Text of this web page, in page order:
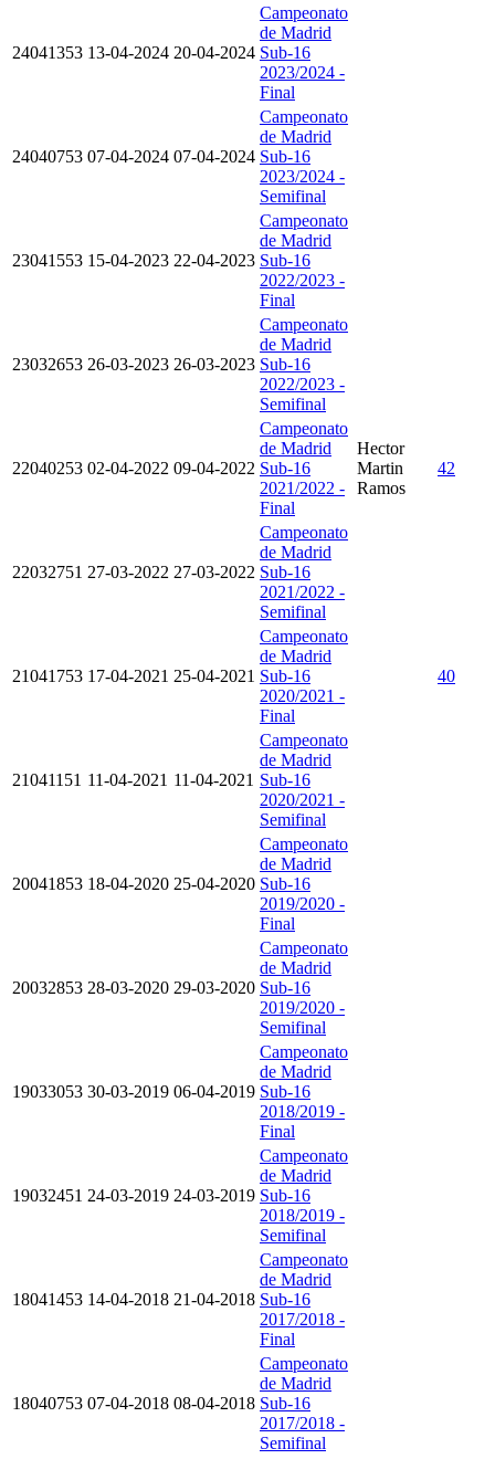
24041353 13-04-2024 20-04-2024
Campeonato
de Madrid
Sub-16
2023/2024 -
Final
24040753 07-04-2024 07-04-2024
Campeonato
de Madrid
Sub-16
2023/2024 -
Semifinal
23041553 15-04-2023 22-04-2023
Campeonato
de Madrid
Sub-16
2022/2023 -
Final
23032653 26-03-2023 26-03-2023
Campeonato
de Madrid
Sub-16
2022/2023 -
Semifinal
22040253 02-04-2022 09-04-2022
Campeonato
de Madrid
Sub-16
2021/2022 -
Final
Hector
Martin
Ramos
42
22032751 27-03-2022 27-03-2022
Campeonato
de Madrid
Sub-16
2021/2022 -
Semifinal
21041753 17-04-2021 25-04-2021
Campeonato
de Madrid
Sub-16
2020/2021 -
Final
40
21041151 11-04-2021 11-04-2021
Campeonato
de Madrid
Sub-16
2020/2021 -
Semifinal
20041853 18-04-2020 25-04-2020
Campeonato
de Madrid
Sub-16
2019/2020 -
Final
20032853 28-03-2020 29-03-2020
Campeonato
de Madrid
Sub-16
2019/2020 -
Semifinal
19033053 30-03-2019 06-04-2019
Campeonato
de Madrid
Sub-16
2018/2019 -
Final
19032451 24-03-2019 24-03-2019
Campeonato
de Madrid
Sub-16
2018/2019 -
Semifinal
18041453 14-04-2018 21-04-2018
Campeonato
de Madrid
Sub-16
2017/2018 -
Final
18040753 07-04-2018 08-04-2018
Campeonato
de Madrid
Sub-16
2017/2018 -
Semifinal